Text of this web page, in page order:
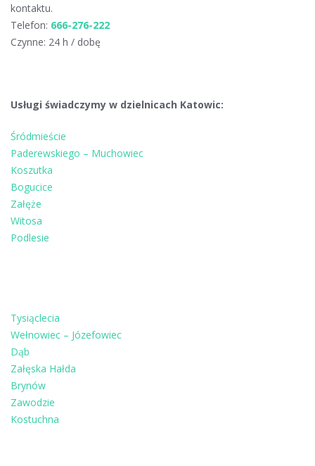
kontaktu.
Telefon: 666-276-222
Czynne: 24 h / dobę
Usługi świadczymy w dzielnicach Katowic:
Śródmieście
Paderewskiego – Muchowiec
Koszutka
Bogucice
Załęże
Witosa
Podlesie
Tysiąclecia
Wełnowiec – Józefowiec
Dąb
Załęska Hałda
Brynów
Zawodzie
Kostuchna